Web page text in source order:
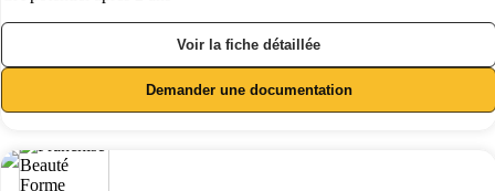
Voir la fiche détaillée
Demander une documentation